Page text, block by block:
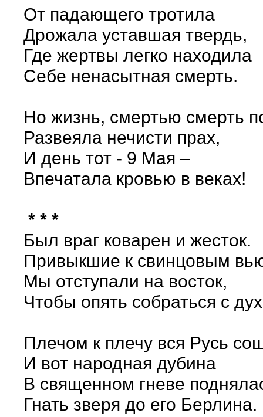
От падающего тротила
Дрожала уставшая твердь,
Где жертвы легко находила
Себе ненасытная смерть.
Но жизнь, смертью смерть
Развеяла нечисти прах,
И день тот - 9 Мая –
Впечатала кровью в веках!
* * *
Был враг коварен и жесток.
Привыкшие к свинцовым
Мы отступали на восток,
Чтобы опять собраться с
Плечом к плечу вся Русь
И вот народная дубина
В священном гневе
Гнать зверя до его Берлина.